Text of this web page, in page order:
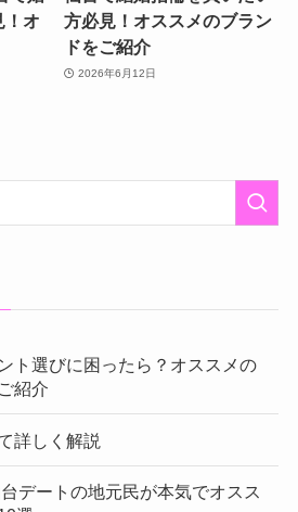
！オ
方必見！オススメのブラン
ドをご紹介
2026年6月12日
ト選びに困ったら？オススメの
紹介
詳しく解説
デートの地元民が本気でオスス